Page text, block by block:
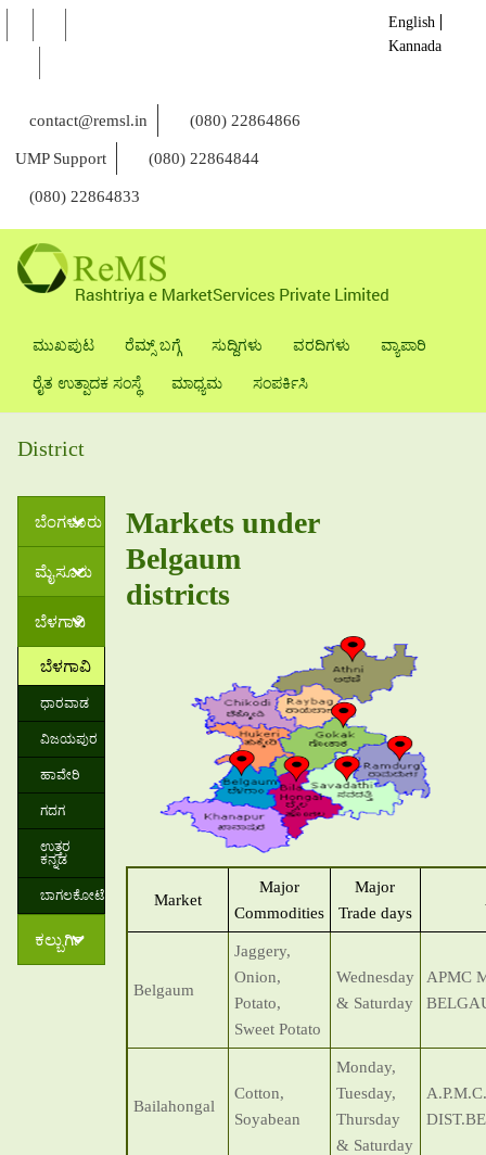
contact@remsl.in (080) 22864866
UMP Support (080) 22864844
(080) 22864833
English
Kannada
ಮುಖಪುಟ ರೆಮ್ಸ್ ಬಗ್ಗೆ ಸುದ್ದಿಗಳು ವರದಿಗಳು ವ್ಯಾಪಾರಿ
ರೈತ ಉತ್ಪಾದಕ ಸಂಸ್ಥೆ ಮಾಧ್ಯಮ ಸಂಪರ್ಕಿಸಿ
District
ಬೆಂಗಳೂರು
ಮೈಸೂರು
ಬೆಳಗಾವಿ
ಬೆಳಗಾವಿ
ಧಾರವಾಡ
ವಿಜಯಪುರ
ಹಾವೇರಿ
ಗದಗ
ಉತ್ತರ
ಕನ್ನಡ
ಬಾಗಲಕೋಟೆ
ಕಲ್ಬುರ್ಗಿ
Markets under
Belgaum
districts
Market
Major
Commodities
Major
Trade days
Belgaum
Jaggery,
Onion,
Potato,
Sweet Potato
Wednesday
& Saturday
APMC
Bailahongal
Cotton,
Soyabean
Monday,
Tuesday,
Thursday
& Saturday